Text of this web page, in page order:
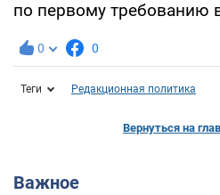
по первому требованию
0 0
Теги Редакционная политика
Вернуться на
Важное